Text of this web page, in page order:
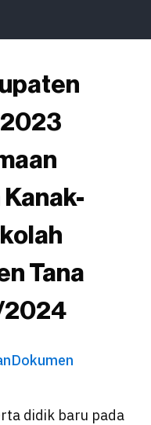
Tana
2024
Dokumen
didik baru pada